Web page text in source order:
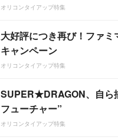
オリコンタイアップ特集
大好評につき再び！ファミ
キャンペーン
オリコンタイアップ特集
SUPER★DRAGON、自ら
フューチャー”
オリコンタイアップ特集